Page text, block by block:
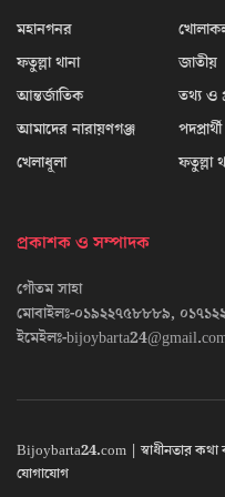
মহানগনর
ফতুল্লা থানা
আন্তর্জাতিক
আমাদের নারায়ণগঞ্জ
খেলাধূলা
জাতীয়
তথ্য ও
পদপ্রার্থী
ফতুল্লা
প্রকাশক ও সম্পাদক
গৌতম সাহা
মোবাইলঃ-০১৯২২৭৫৮৮৮৯,
ইমেইলঃ-
Bijoybarta24.com | স্বাধীনতার কথা
যোগাযোগ